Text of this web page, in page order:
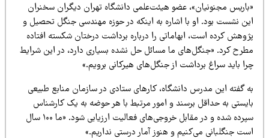
مجنونیان»، عضو هیئت‌علمی دانشگاه تهران دیگران سخنران
نشست بود. او با اشاره به اینکه در حوزه مهندسی جنگل تحصیل و
کرده است، ابهاماتی را درباره برداشت درختان شکسته افتاده
کرد. «جنگل‌های ما مسائل حل نشده بسیاری دارد، در این شرایط
باید سراغ برداشت از جنگل‌های هیرکانی برویم.»
گفته این مدرس دانشگاه، کارهای ستادی در سازمان منابع طبیعی
به حداقل برسند و امور مرتبط با هر حوضه به یک کارشناس
سپرده شده و در مقابل خروجی‌های فعالیت ارزیابی شود. «ما ۱۰۰ سال
جنگلبانی می‌کنیم و هنوز آمار درستی نداریم.»